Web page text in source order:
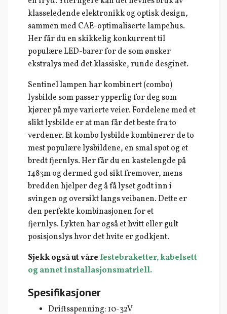
klasseledende elektronikk og optisk design,
sammen med CAE-optimaliserte lampehus.
Her får du en skikkelig konkurrent til
populære LED-barer for de som ønsker
ekstralys med det klassiske, runde desginet.
Sentinel lampen har kombinert (combo)
lysbilde som passer ypperlig for deg som
kjører på mye varierte veier. Fordelene med et
slikt lysbilde er at man får det beste fra to
verdener. Et kombo lysbilde kombinerer de to
mest populære lysbildene, en smal spot og et
bredt fjernlys. Her får du en kastelengde på
1483m og dermed god sikt fremover, mens
bredden hjelper deg å få lyset godt inn i
svingen og oversikt langs veibanen. Dette er
den perfekte kombinasjonen for et
fjernlys. Lykten har også et hvitt eller gult
posisjonslys hvor det hvite er godkjent.
Sjekk også ut vårefestebraketter, kabelsett
og annet installasjonsmatriell.
Spesifikasjoner
Driftsspenning: 10-32V